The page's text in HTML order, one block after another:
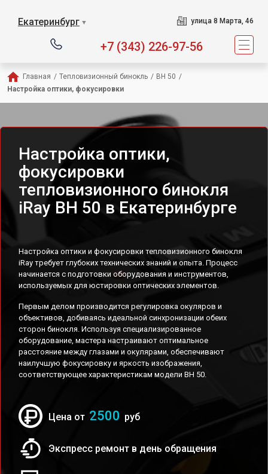
Екатеринбург ▼ улица 8 Марта, 46
+7 (343) 226-97-56
Главная / Тепловизионный бинокль / BH 50 /
Настройка оптики, фокусировки
Настройка оптики,
фокусировки
тепловизионного бинокля
iRay BH 50 в Екатеринбурге
Настройка оптики и фокусировки тепловизионного бинокля
iRay требует глубоких технических знаний и опыта. Процесс
начинается с подготовки оборудования и инструментов,
используемых для юстировки оптических элементов.
Первым делом производится регулировка окуляров и
объективов, добиваясь идеальной синхронизации обеих
сторон бинокля. Используя специализированное
оборудование, мастера настраивают оптимальное
расстояние между глазами и окулярами, обеспечивают
наилучшую фокусировку и яркость изображения,
соответствующее характеристикам модели BH 50.
Цена от 2500 руб
Экспресс ремонт в день обращения